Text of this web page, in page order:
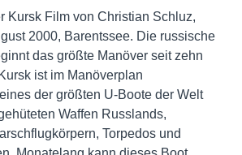
Kursk Film von Christian Schluz,
2000, Barentssee. Die russische
das größte Manöver seit zehn
ist im Manöverplan
der größten U-Boote der Welt
Waffen Russlands,
Torpedos und